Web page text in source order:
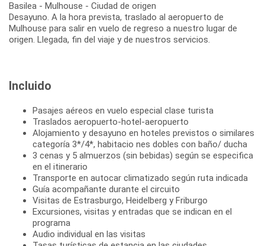
Basilea - Mulhouse - Ciudad de origen
Desayuno. A la hora prevista, traslado al aeropuerto de
Mulhouse para salir en vuelo de regreso a nuestro lugar de
Incluido
Pasajes aéreos en vuelo especial clase turista
Traslados aeropuerto-hotel-aeropuerto
Alojamiento y desayuno en hoteles previstos o similares
categoría 3*/4*, habitacio nes dobles con baño/ ducha
3 cenas y 5 almuerzos (sin bebidas) según se especifica
en el itinerario
Transporte en autocar climatizado según ruta indicada
Guía acompañante durante el circuito
Visitas de Estrasburgo, Heidelberg y Friburgo
Excursiones, visitas y entradas que se indican en el
programa
Audio individual en las visitas